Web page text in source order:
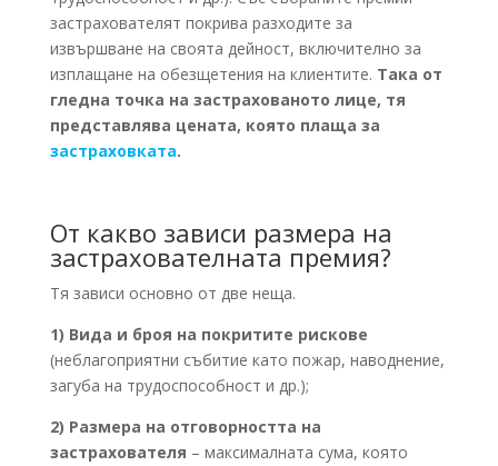
застрахователят покрива разходите за
извършване на своята дейност, включително за
изплащане на обезщетения на клиентите. Така от
гледна точка на застрахованото лице, тя
представлява цената, която плаща за
застраховката.
От какво зависи размера на
застрахователната премия?
Тя зависи основно от две неща.
1) Вида и броя на покритите рискове
(неблагоприятни събитие като пожар, наводнение,
загуба на трудоспособност и др.);
2) Размера на отговорността на
застрахователя – максималната сума, която